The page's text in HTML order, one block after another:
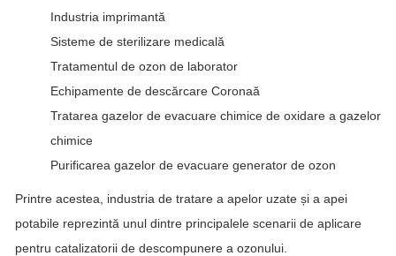
Industria imprimantă
Sisteme de sterilizare medicală
Tratamentul de ozon de laborator
Echipamente de descărcare Coronaă
Tratarea gazelor de evacuare chimice de oxidare a gazelor
chimice
Purificarea gazelor de evacuare generator de ozon
Printre acestea, industria de tratare a apelor uzate și a apei
potabile reprezintă unul dintre principalele scenarii de aplicare
pentru catalizatorii de descompunere a ozonului.